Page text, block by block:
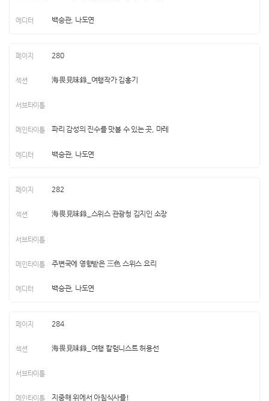
백승관, 나도연
280
海畏見味錄_여행작가 김홍기
파리 감성의 진수를 맛볼 수 있는 곳, 마레
백승관, 나도연
282
海畏見味錄_스위스 관광청 김지인 소장
주변국에 영향받은 三色 스위스 요리
백승관, 나도연
284
海畏見味錄_여행 칼럼니스트 허용선
지중해 위에서 아침식사를!